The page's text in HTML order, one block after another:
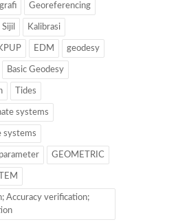
Georeferencing
Sijil Kalibrasi
EDM geodesy
Basic Geodesy
Tides
systems
systems
GEOMETRIC
Accuracy verification;